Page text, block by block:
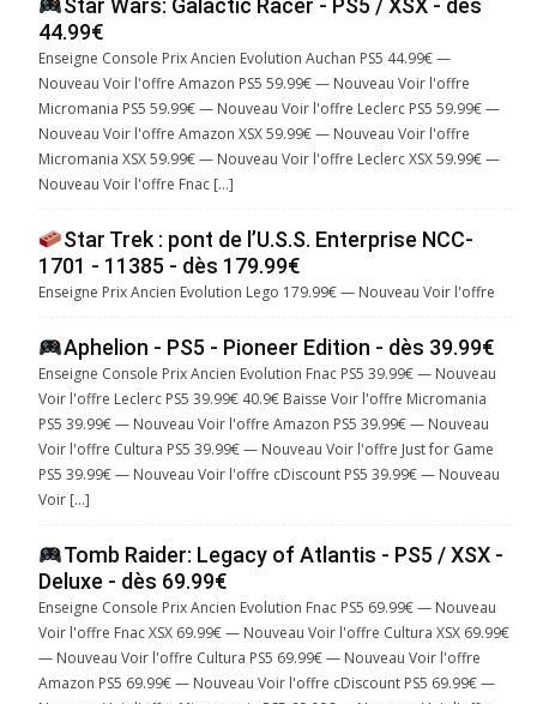
Star Wars: Galactic Racer - PS5 / XSX - dès
44.99€
Enseigne Console Prix Ancien Evolution Auchan PS5 44.99€ —
Nouveau Voir l'offre Amazon PS5 59.99€ — Nouveau Voir l'offre
Micromania PS5 59.99€ — Nouveau Voir l'offre Leclerc PS5 59.99€ —
Nouveau Voir l'offre Amazon XSX 59.99€ — Nouveau Voir l'offre
Micromania XSX 59.99€ — Nouveau Voir l'offre Leclerc XSX 59.99€ —
Nouveau Voir l'offre Fnac […]
Star Trek : pont de l’U.S.S. Enterprise NCC-
1701 - 11385 - dès 179.99€
Enseigne Prix Ancien Evolution Lego 179.99€ — Nouveau Voir l'offre
Aphelion - PS5 - Pioneer Edition - dès 39.99€
Enseigne Console Prix Ancien Evolution Fnac PS5 39.99€ — Nouveau
Voir l'offre Leclerc PS5 39.99€ 40.9€ Baisse Voir l'offre Micromania
PS5 39.99€ — Nouveau Voir l'offre Amazon PS5 39.99€ — Nouveau
Voir l'offre Cultura PS5 39.99€ — Nouveau Voir l'offre Just for Game
PS5 39.99€ — Nouveau Voir l'offre cDiscount PS5 39.99€ — Nouveau
Voir […]
Tomb Raider: Legacy of Atlantis - PS5 / XSX -
Deluxe - dès 69.99€
Enseigne Console Prix Ancien Evolution Fnac PS5 69.99€ — Nouveau
Voir l'offre Fnac XSX 69.99€ — Nouveau Voir l'offre Cultura XSX 69.99€
— Nouveau Voir l'offre Cultura PS5 69.99€ — Nouveau Voir l'offre
Amazon PS5 69.99€ — Nouveau Voir l'offre cDiscount PS5 69.99€ —